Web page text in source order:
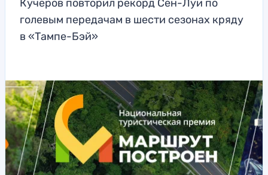
Кучеров повторил рекорд Сен-Луи по
голевым передачам в шести сезонах кряду
в «Тампе-Бэй»